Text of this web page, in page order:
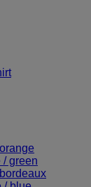
/ green